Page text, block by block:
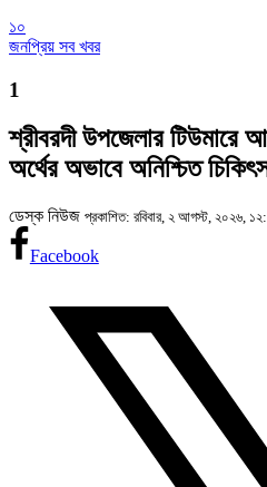
১০
জনপ্রিয় সব খবর
1
শ্রীবরদী উপজেলার টিউমারে
অর্থের অভাবে অনিশ্চিত
ডেস্ক নিউজ প্রকাশিত: রবিবার, ২ আগস্ট, ২০২৬,
Facebook